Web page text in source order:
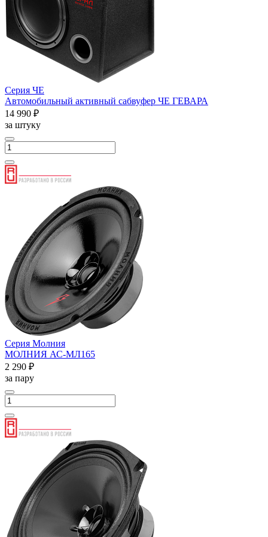
Серия ЧЕ
Автомобильный активный сабвуфер ЧЕ ГЕВАРА
14 990 ₽
за штуку
Серия Молния
МОЛНИЯ АС-МЛ165
2 290 ₽
за пару